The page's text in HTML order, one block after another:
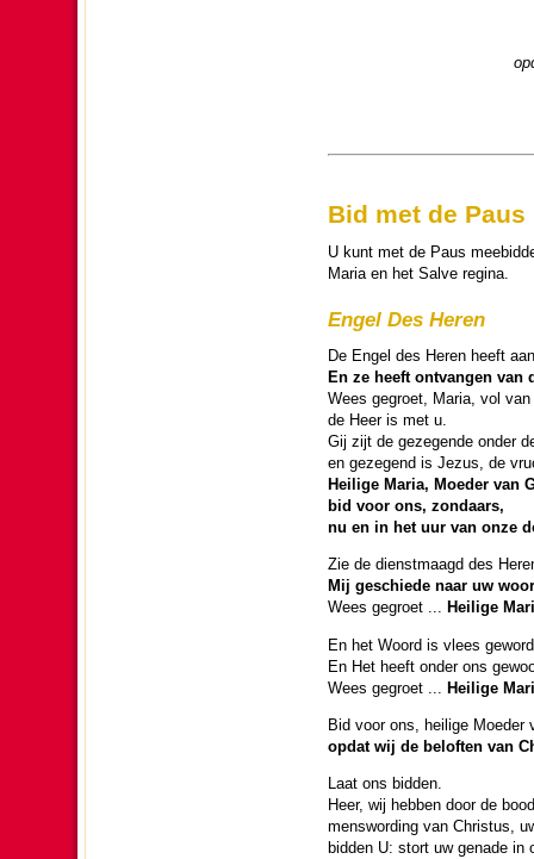
Bid met de Paus
U kunt met de Paus
Maria en het Salve regina.
Engel Des Heren
De Engel des Heren heeft
En ze heeft ont­van­gen van
Wees gegroet, Maria, vol van
de Heer is met u.
Gij zijt de gezegende onder
en gezegend is Jezus, de
Heilige Maria, Moeder van
bid voor ons, zon­daars,
nu en in het uur van onze
Zie de dienst­maagd des
Mij geschiede naar uw
Wees gegroet ... Heilige
En het Woord is vlees
En Het heeft onder ons
Wees gegroet ... Heilige
Bid voor ons, heilige Moeder
opdat wij de beloften van
Laat ons bid­den.
Heer, wij hebben door de
menswor­ding van Christus,
bid­den U: stort uw genade in